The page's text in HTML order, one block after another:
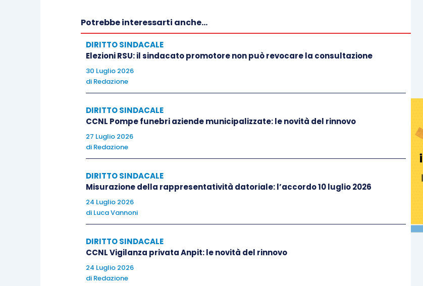
Potrebbe interessarti anche...
DIRITTO SINDACALE
Elezioni RSU: il sindacato promotore non può revocare la consultazione
30 Luglio 2026
di Redazione
DIRITTO SINDACALE
CCNL Pompe funebri aziende municipalizzate: le novità del rinnovo
27 Luglio 2026
di Redazione
DIRITTO SINDACALE
Misurazione della rappresentatività datoriale: l’accordo 10 luglio 2026
24 Luglio 2026
di Luca Vannoni
DIRITTO SINDACALE
CCNL Vigilanza privata Anpit: le novità del rinnovo
24 Luglio 2026
di Redazione